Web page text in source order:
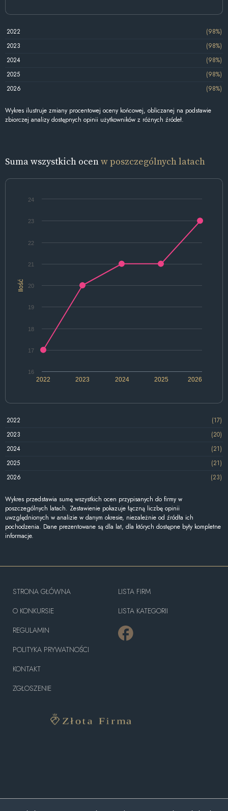
2022
(98%)
2023
(98%)
2024
(98%)
2025
(98%)
2026
(98%)
Wykres ilustruje zmiany procentowej oceny końcowej, obliczanej na podstawie
zbiorczej analizy dostępnych opinii użytkowników z różnych źródeł.
Suma wszystkich ocenw poszczególnych latach
Ilość
2022 2024 2026
2023 2025
16
17
18
19
20
21
22
23
24
2022
(17)
2023
(20)
2024
(21)
2025
(21)
2026
(23)
Wykres przedstawia sumę wszystkich ocen przypisanych do firmy w
poszczególnych latach. Zestawienie pokazuje łączną liczbę opinii
uwzględnionych w analizie w danym okresie, niezależnie od źródła ich
pochodzenia. Dane prezentowane są dla lat, dla których dostępne były kompletne
informacje.
STRONA GŁÓWNA
O KONKURSIE
REGULAMIN
POLITYKA PRYWATNOŚCI
KONTAKT
ZGŁOSZENIE
LISTA FIRM
LISTA KATEGORII